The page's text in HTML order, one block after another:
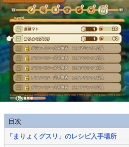
目次
「まりょくグスリ」のレシピ入手場所